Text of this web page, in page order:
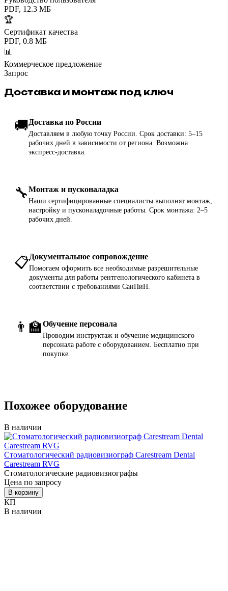
PDF, 12.3 МБ
🏆
Сертификат качества
PDF, 0.8 МБ
📊
Коммерческое предложение
Запрос
Доставка и монтаж под ключ
🚚Доставка по России
Доставляем в любую точку России. Срок доставки: 5–15
рабочих дней в зависимости от региона. Возможна
экспресс-доставка.
🔧Монтаж и пусконаладка
Наши сертифицированные специалисты выполнят монтаж,
настройку и пусконаладочные работы. Срок монтажа: 2–5
рабочих дней.
📋Документальное сопровождение
Помогаем оформить все необходимые разрешительные
документы для работы рентгенологического кабинета в
соответствии с требованиями СанПиН.
👨‍🏫Обучение персонала
Проводим инструктаж и обучение медицинского
персонала работе с оборудованием. Бесплатно при
покупке.
Похожее оборудование
В наличии
Стоматологический радиовизиограф Carestream Dental
Carestream RVG
Стоматологические радиовизиографы
Цена по запросу
В корзину
КП
В наличии